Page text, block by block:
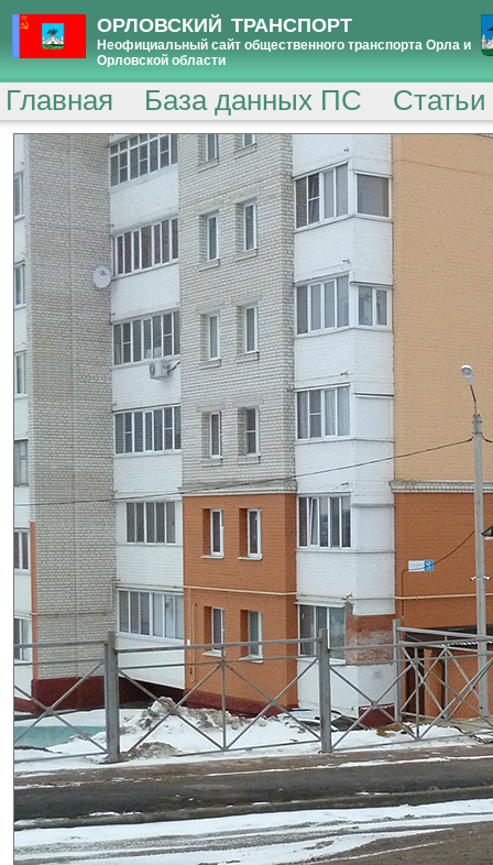
ОРЛОВСКИЙ ТРАНСПОРТ
Неофициальный сайт общественного транспорта Орла и
Орловской области
Главная База данных ПС